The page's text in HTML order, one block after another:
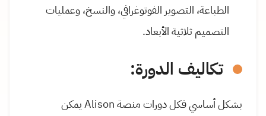
الطباعة، التصوير الفوتوغرافي، والنسخ، وعمليات
التصميم ثلاثية الأبعاد.
تكاليف الدورة:
بشكل أساسي فكل دورات منصة Alison يمكن